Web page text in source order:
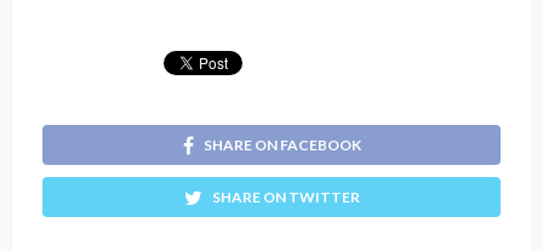
SHARE ON FACEBOOK
SHARE ON TWITTER